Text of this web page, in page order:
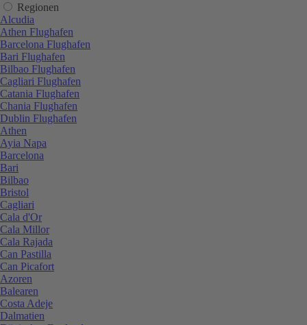
Regionen
Alcudia
Athen Flughafen
Barcelona Flughafen
Bari Flughafen
Bilbao Flughafen
Cagliari Flughafen
Catania Flughafen
Chania Flughafen
Dublin Flughafen
Athen
Ayia Napa
Barcelona
Bari
Bilbao
Bristol
Cagliari
Cala d'Or
Cala Millor
Cala Rajada
Can Pastilla
Can Picafort
Azoren
Balearen
Costa Adeje
Dalmatien